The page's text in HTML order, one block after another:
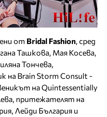
от Bridal Fashion, сред
Ташкова, Мая Косева,
Тончева,
на Brain Storm Consult -
на Quintessentially
притежателят на
Лейди България и